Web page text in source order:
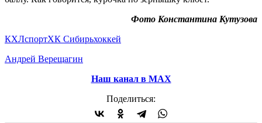
Фото Константина Кутузова
КХЛспортХК Сибирьхоккей
Андрей Верещагин
Наш канал в МАХ
Поделиться: